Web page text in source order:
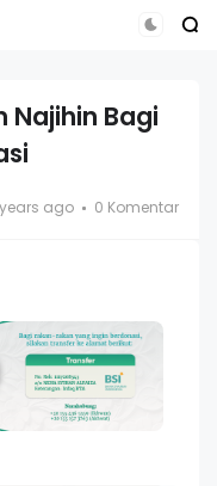
Najihin Bagi
years ago 0 Komentar